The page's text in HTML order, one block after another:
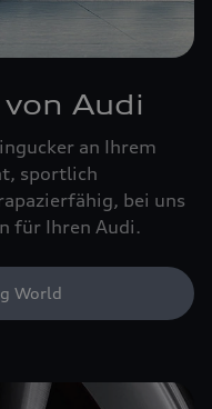
Audi
an Ihrem
sportlich
bei uns
für Ihren Audi.
World